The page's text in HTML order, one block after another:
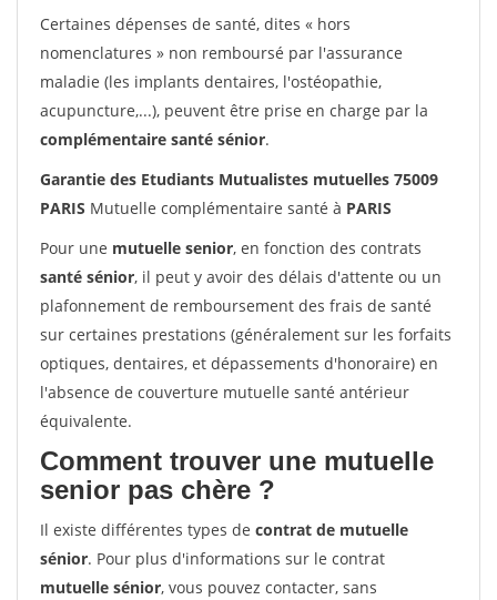
Certaines dépenses de santé, dites « hors
nomenclatures » non remboursé par l'assurance
maladie (les implants dentaires, l'ostéopathie,
acupuncture,...), peuvent être prise en charge par la
complémentaire santé sénior.
Garantie des Etudiants Mutualistes mutuelles 75009
PARIS Mutuelle complémentaire santé à PARIS
Pour une mutuelle senior, en fonction des contrats
santé sénior, il peut y avoir des délais d'attente ou un
plafonnement de remboursement des frais de santé
sur certaines prestations (généralement sur les forfaits
optiques, dentaires, et dépassements d'honoraire) en
l'absence de couverture mutuelle santé antérieur
équivalente.
Comment trouver une mutuelle
senior pas chère ?
Il existe différentes types de contrat de mutuelle
sénior. Pour plus d'informations sur le contrat
mutuelle sénior, vous pouvez contacter, sans